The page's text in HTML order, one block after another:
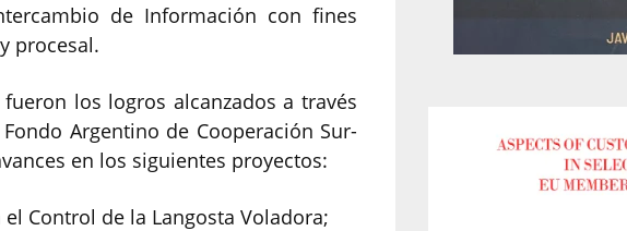
de Información con fines
procesal.
los logros alcanzados a través
Argentino de Cooperación Sur-
en los siguientes proyectos:
de la Langosta Voladora;